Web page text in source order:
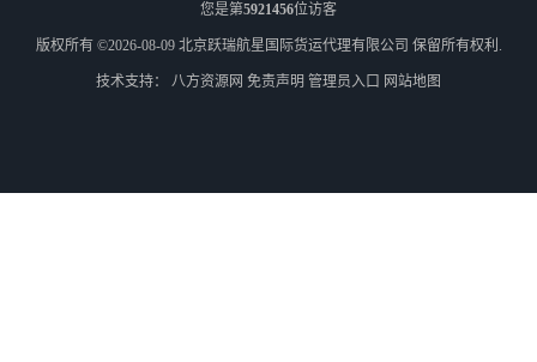
您是第5921456位访客
版权所有 ©2026-08-09 北京跃瑞航星国际货运代理有限公司 保留所有权利.
技术支持： 八方资源网 免责声明 管理员入口 网站地图